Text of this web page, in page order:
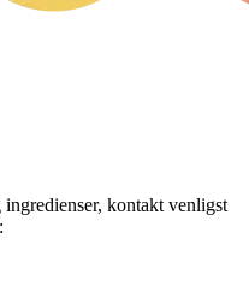
kontakt venligst